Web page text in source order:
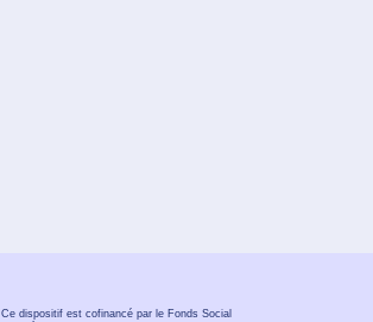
Ce dispositif est cofinancé par le Fonds Social